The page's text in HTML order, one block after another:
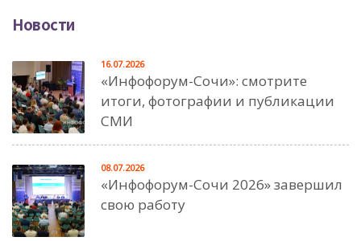
Новости
«Инфофорум-Сочи»: смотрите
итоги, фотографии и публикации
СМИ
16.07.2026
«Инфофорум-Сочи 2026» завершил
свою работу
08.07.2026